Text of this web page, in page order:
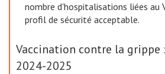
nombre d'hospitalisations liées au
profil de sécurité acceptable.
Vaccination contre la
2024-2025